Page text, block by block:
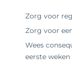
Zorg voor
Zorg voor
Wees
eerste weken